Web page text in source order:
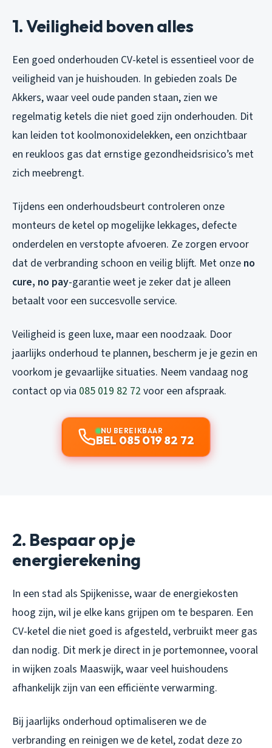
1. Veiligheid boven alles
Een goed onderhouden CV-ketel is essentieel voor de
veiligheid van je huishouden. In gebieden zoals De
Akkers, waar veel oude panden staan, zien we
regelmatig ketels die niet goed zijn onderhouden. Dit
kan leiden tot koolmonoxidelekken, een onzichtbaar
en reukloos gas dat ernstige gezondheidsrisico’s met
zich meebrengt.
Tijdens een onderhoudsbeurt controleren onze
monteurs de ketel op mogelijke lekkages, defecte
onderdelen en verstopte afvoeren. Ze zorgen ervoor
dat de verbranding schoon en veilig blijft. Met onze no
cure, no pay-garantie weet je zeker dat je alleen
betaalt voor een succesvolle service.
Veiligheid is geen luxe, maar een noodzaak. Door
jaarlijks onderhoud te plannen, bescherm je je gezin en
voorkom je gevaarlijke situaties. Neem vandaag nog
contact op via 085 019 82 72 voor een afspraak.
NU BEREIKBAAR
BEL 085 019 82 72
2. Bespaar op je
energierekening
In een stad als Spijkenisse, waar de energiekosten
hoog zijn, wil je elke kans grijpen om te besparen. Een
CV-ketel die niet goed is afgesteld, verbruikt meer gas
dan nodig. Dit merk je direct in je portemonnee, vooral
in wijken zoals Maaswijk, waar veel huishoudens
afhankelijk zijn van een efficiënte verwarming.
Bij jaarlijks onderhoud optimaliseren we de
verbranding en reinigen we de ketel, zodat deze zo